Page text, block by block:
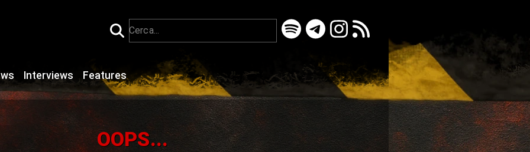
Interviews Features
OOPS...